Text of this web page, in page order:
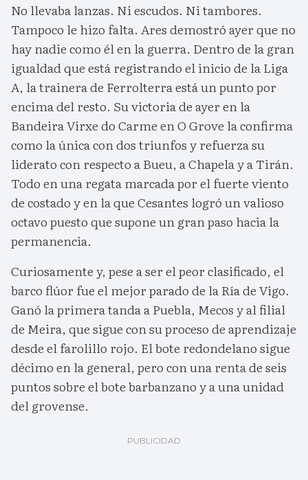
No llevaba lanzas. Ni escudos. Ni tambores.
Tampoco le hizo falta. Ares demostró ayer que no
hay nadie como él en la guerra. Dentro de la gran
igualdad que está registrando el inicio de la Liga
A, la trainera de Ferrolterra está un punto por
encima del resto. Su victoria de ayer en la
Bandeira Virxe do Carme en O Grove la confirma
como la única con dos triunfos y refuerza su
liderato con respecto a Bueu, a Chapela y a Tirán.
Todo en una regata marcada por el fuerte viento
de costado y en la que Cesantes logró un valioso
octavo puesto que supone un gran paso hacia la
permanencia.
Curiosamente y, pese a ser el peor clasificado, el
barco flúor fue el mejor parado de la Ría de Vigo.
Ganó la primera tanda a Puebla, Mecos y al filial
de Meira, que sigue con su proceso de aprendizaje
desde el farolillo rojo. El bote redondelano sigue
décimo en la general, pero con una renta de seis
puntos sobre el bote barbanzano y a una unidad
del grovense.